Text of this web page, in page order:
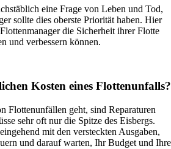
eine Frage von Leben und Tod,
sollte dies oberste Priorität haben. Hier
die Sicherheit ihrer Flotte
und verbessern können.
Kosten eines Flottenunfalls?
Flottenunfällen geht, sind Reparaturen
sehr oft nur die Spitze des Eisbergs.
mit den versteckten Ausgaben,
und darauf warten, Ihr Budget und Ihre